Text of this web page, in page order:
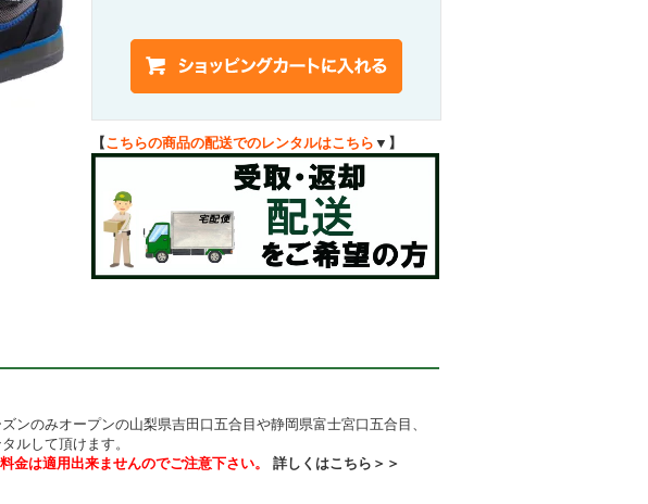
【こちらの商品の配送でのレンタルはこちら ▼】
ンのみオープンの山梨県吉田口五合目や静岡県富士宮口五合目、
ルして頂けます。
は適用出来ませんのでご注意下さい。
詳しくはこちら＞＞